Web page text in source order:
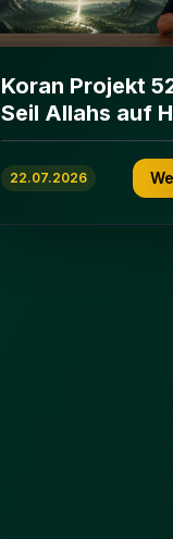
Koran Projekt
Seil Allahs auf
und Erden |
ʿImrān 103-112
22.07.2026